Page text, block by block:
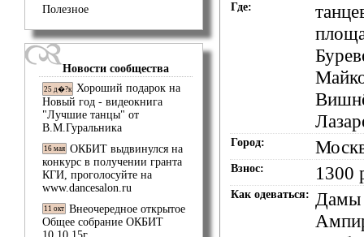
Полезное
Новости сообщества
25 д�?к Хороший подарок на
Новый год - видеокнига
"Лучшие танцы" от
В.М.Гуральника
16 мая ОКБИТ выдвинулся на
конкурс в получении гранта
КГИ, проголосуйте на
www.dancesalon.ru
11 окт Внеочередное открытое
Общее собрание ОКБИТ
Где:
Город:
Взнос: 1300
Как одеваться:
Дамы